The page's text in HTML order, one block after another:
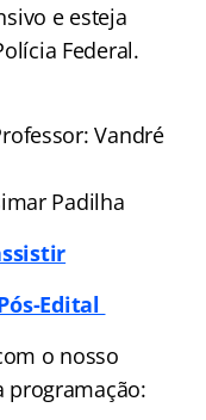
e esteja
Federal.
Vandré
Padilha
Edital
o nosso
programação: